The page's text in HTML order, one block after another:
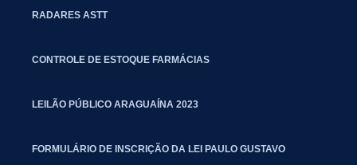
RADARES ASTT
CONTROLE DE ESTOQUE FARMÁCIAS
LEILÃO PÚBLICO ARAGUAÍNA 2023
FORMULÁRIO DE INSCRIÇÃO DA LEI PAULO GUSTAVO